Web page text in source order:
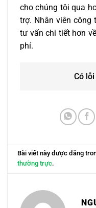
cho chúng tôi qua
trợ. Nhân viên
tư vấn chi tiết hơn
phí.
Có
Bài viết này được đăng
thường trực.